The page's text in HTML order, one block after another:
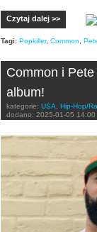
Czytaj dalej >>
Tagi: Popkiller, Common
Common i
album!
kategorie: USA Hip-Hop/
dodano: 2025-01-05 14:00